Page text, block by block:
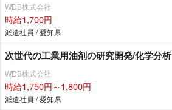
WDB株式会社
時給1,700円
派遣社員 / 愛知県
次世代の工業用油剤の研究開発/化学分析
WDB株式会社
時給1,750円～1,800円
派遣社員 / 愛知県